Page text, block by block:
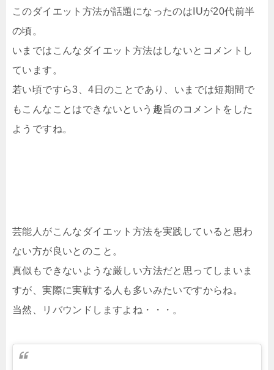
このダイエット方法が話題になったのはIUが20代前半
の頃。
いまではこんなダイエット方法はしないとコメントし
ています。
若い頃ですら3、4日のことであり、いまでは短期間で
もこんなことはできないという趣旨のコメントをした
ようですね。
芸能人がこんなダイエット方法を実践していると思わ
ない方が良いとのこと。
真似もできないような厳しい方法だと思ってしまいま
すが、実際に実戦する人も多いみたいですからね。
当然、リバウンドしますよね・・・。